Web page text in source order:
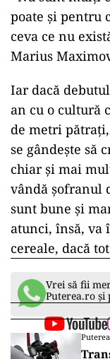
poate și pentru
ceva ce nu
Marius
Iar dacă
an cu o cultură
de metri
se gândește să
chiar și mai
vândă șofranul
sunt bune și
atunci, însă, va
cereale, dacă
Vrei să fii
Puterea.ro și